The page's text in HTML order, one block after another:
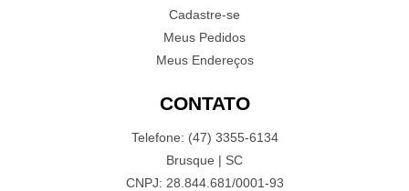
Cadastre-se
Meus Pedidos
Meus Endereços
CONTATO
Telefone: (47) 3355-6134
Brusque | SC
CNPJ: 28.844.681/0001-93